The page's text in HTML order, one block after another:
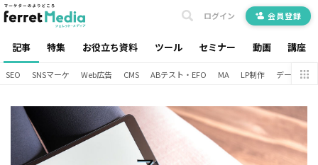
記事 特集 お役立ち資料 ツール セミナー 動画 講座
ログイン 会員登録
SEO SNSマーケ Web広告 CMS ABテスト・EFO MA LP制作 データ分析